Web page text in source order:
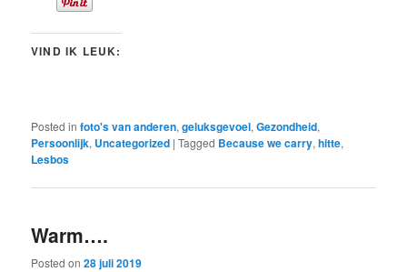
VIND IK LEUK:
Posted in foto's van anderen,geluksgevoel,Gezondheid,
Persoonlijk, Uncategorized |Tagged Because we carry,hitte,
Lesbos
Warm….
Posted on28 juli 2019